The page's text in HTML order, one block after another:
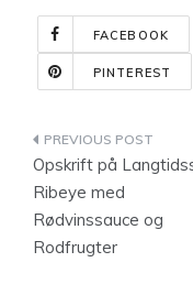
FACEBOOK
PINTEREST
Opskrift på
Ribeye med
Rødvinssauce og
Rodfrugter